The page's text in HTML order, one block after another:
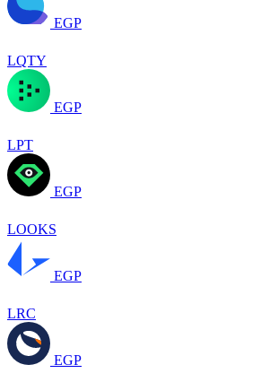
EGP
LQTY
EGP
LPT
EGP
LOOKS
EGP
LRC
EGP